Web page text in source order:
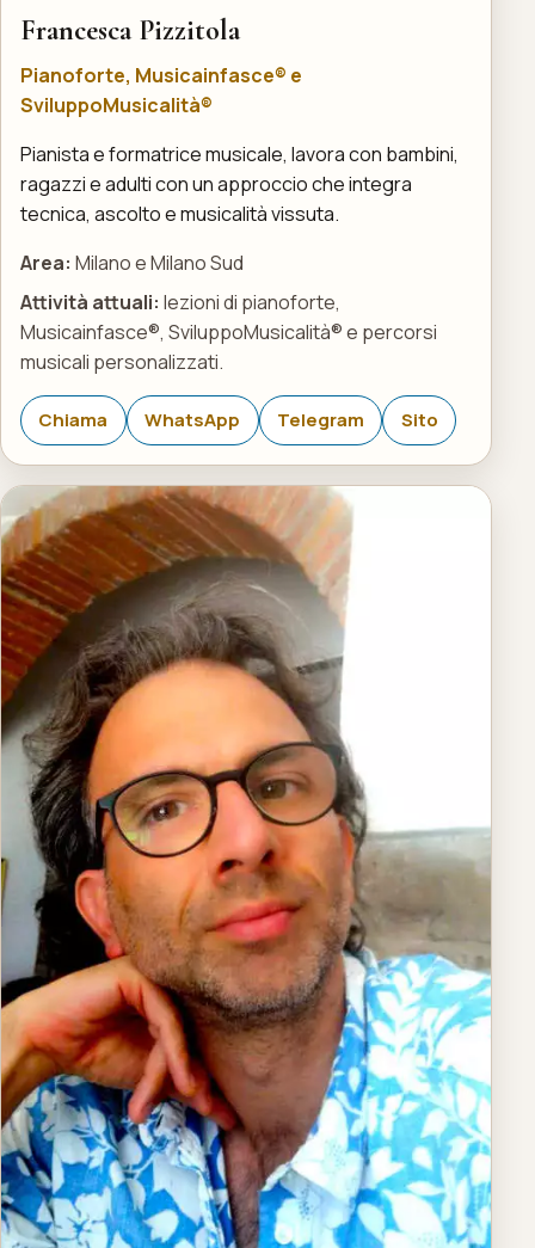
Francesca Pizzitola
Pianoforte, Musicainfasce® e
SviluppoMusicalità®
Pianista e formatrice musicale, lavora con bambini,
ragazzi e adulti con un approccio che integra
tecnica, ascolto e musicalità vissuta.
Area: Milano e Milano Sud
Attività attuali: lezioni di pianoforte,
Musicainfasce®, SviluppoMusicalità® e percorsi
musicali personalizzati.
Chiama WhatsApp Telegram Sito